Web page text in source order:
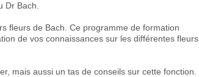
Dr Bach.
fleurs de Bach. Ce programme de formation
de vos connaissances sur les différentes fleurs
mais aussi un tas de conseils sur cette fonction.